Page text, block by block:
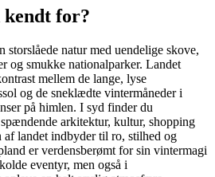
for?
natur med uendelige skove,
og smukke nationalparker. Landet
mellem de lange, lyse
og de sneklædte vintermåneder i
på himlen. I syd finder du
arkitektur, kultur, shopping
af landet indbyder til ro, stilhed og
er verdensberømt for sin vintermagi
eventyr, men også i